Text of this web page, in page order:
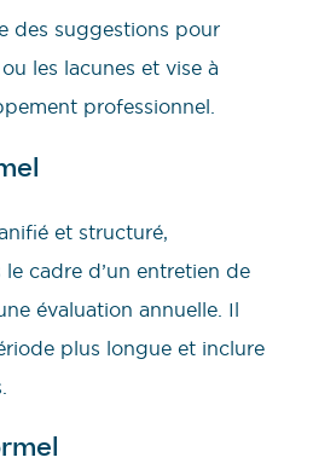
des suggestions pour
les lacunes et vise à
professionnel.
et structuré,
cadre d’un entretien de
évaluation annuelle. Il
plus longue et inclure